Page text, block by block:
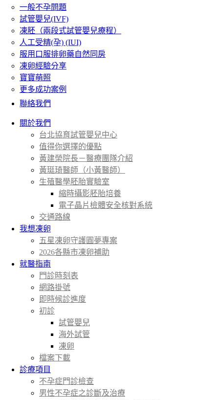
一般不孕問題
試管嬰兒(IVF)
凍胚（兩段式試管嬰兒療程）
人工受精(孕) (IUI)
服用口服排卵藥自然同房
凍卵經驗分享
寶寶萌照
更多成功案例
聯絡我們
關於我們
台北協育試管嬰兒中心
值得你選擇的優點
黃建榮院長－醫療團隊介紹
黃珽琦醫師（小黃醫師）
生殖醫學胚胎實驗室
縮時攝影胚胎培養
電子晶片檢體安全核對系統
交通路線
我想凍卵
五星凍卵守護圓夢專案
2026各縣市凍卵補助
就醫指南
門診時刻表
網路掛號
即時候診進度
初診
試管嬰兒
海外試管
凍卵
檔案下載
診療項目
不孕症門診檢查
男性不孕症之診斷及治療